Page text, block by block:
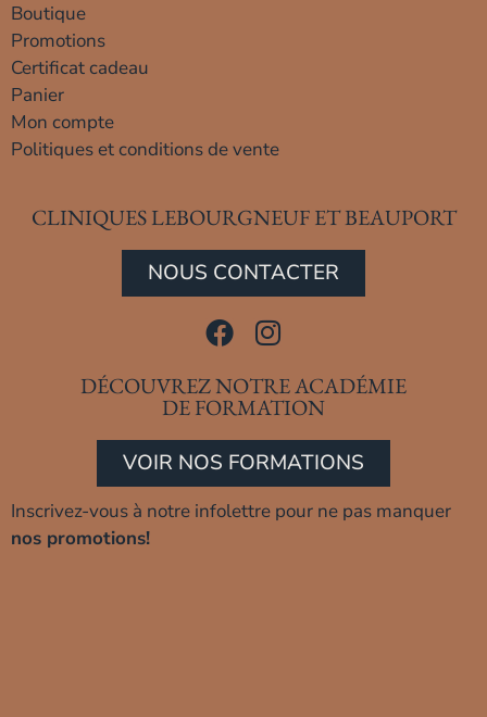
Boutique
Promotions
Certificat cadeau
Panier
Mon compte
Politiques et conditions de vente
CLINIQUES LEBOURGNEUF ET BEAUPORT
NOUS CONTACTER
DÉCOUVREZ NOTRE ACADÉMIE
DE FORMATION
VOIR NOS FORMATIONS
Inscrivez-vous à notre infolettre pour ne pas manquer
nos promotions!